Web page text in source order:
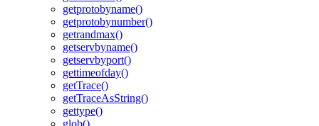
getprotobyname()
getprotobynumber()
getrandmax()
getservbyname()
getservbyport()
gettimeofday()
getTrace()
getTraceAsString()
gettype()
glob()